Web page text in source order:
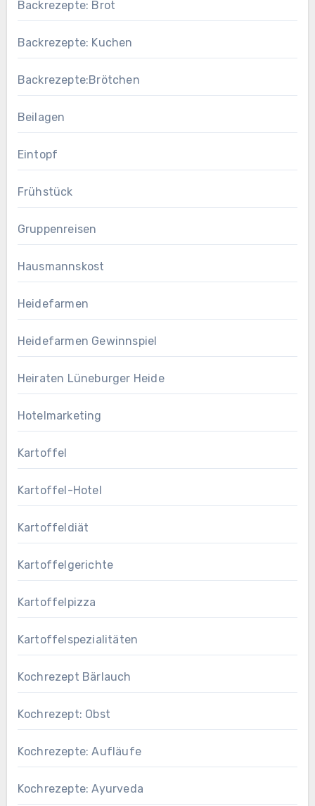
Backrezepte: Brot
Backrezepte: Kuchen
Backrezepte:Brötchen
Beilagen
Eintopf
Frühstück
Gruppenreisen
Hausmannskost
Heidefarmen
Heidefarmen Gewinnspiel
Heiraten Lüneburger Heide
Hotelmarketing
Kartoffel
Kartoffel-Hotel
Kartoffeldiät
Kartoffelgerichte
Kartoffelpizza
Kartoffelspezialitäten
Kochrezept Bärlauch
Kochrezept: Obst
Kochrezepte: Aufläufe
Kochrezepte: Ayurveda